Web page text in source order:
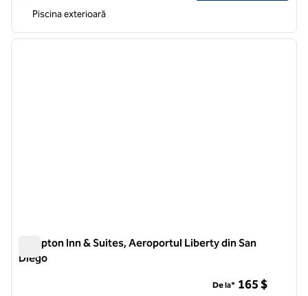
Piscina exterioară
1 din 12
Hampton Inn & Suites, Aeroportul Liberty din San
Diego
De la* 165 $